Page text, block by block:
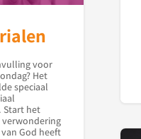
voor
Het
speciaal
Start het
verwondering
God heeft